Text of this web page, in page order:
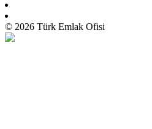
© 2026 Türk Emlak Ofisi